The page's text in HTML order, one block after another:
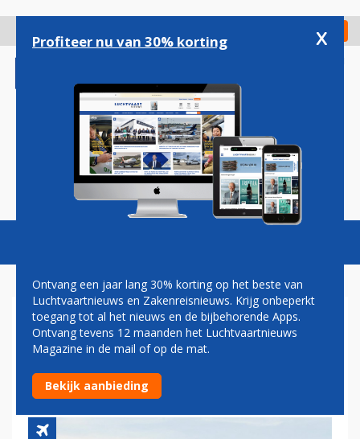
gaan
Check in
Magazine Podcasts Vacatures
'CHINESE OVERHEID NEEMT
NOODLIJDENDE HNA GROUP
OVER'
Profiteer nu van 30% korting x
Ontvang een jaar lang 30% korting op het beste van
Luchtvaartnieuws en Zakenreisnieuws. Krijg onbeperkt
toegang tot al het nieuws en de bijbehorende Apps.
Ontvang tevens 12 maanden het Luchtvaartnieuws
Magazine in de mail of op de mat.
Bekijk aanbieding